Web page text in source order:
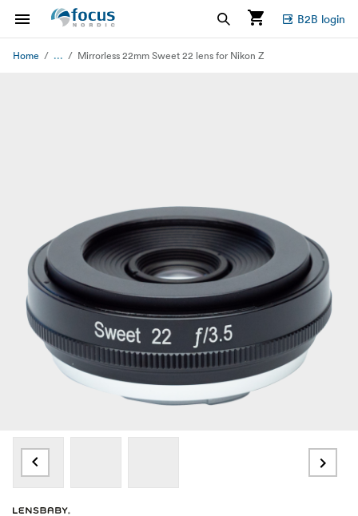
B2B login
Home ... Mirrorless 22mm Sweet 22 lens for Nikon Z